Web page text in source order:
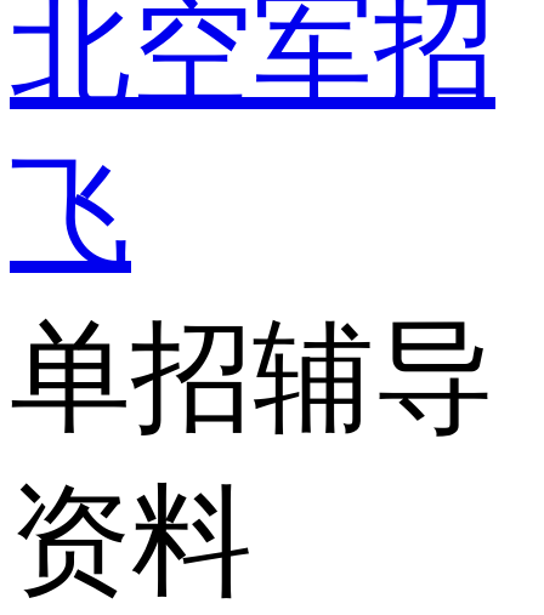
北空军招
飞
单招辅导
资料